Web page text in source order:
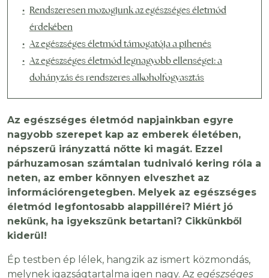
Rendszeresen mozogjunk az egészséges életmód
érdekében
Az egészséges életmód támogatója a pihenés
Az egészséges életmód legnagyobb ellenségei: a
dohányzás és rendszeres alkoholfogyasztás
Az egészséges életmód napjainkban egyre
nagyobb szerepet kap az emberek életében,
népszerű irányzattá nőtte ki magát. Ezzel
párhuzamosan számtalan tudnivaló kering róla a
neten, az ember könnyen elveszhet az
információrengetegben. Melyek az egészséges
életmód legfontosabb alappillérei? Miért jó
nekünk, ha igyekszünk betartani? Cikkünkből
kiderül!
Ép testben ép lélek, hangzik az ismert közmondás,
melynek igazságtartalma igen nagy. Az egészséges